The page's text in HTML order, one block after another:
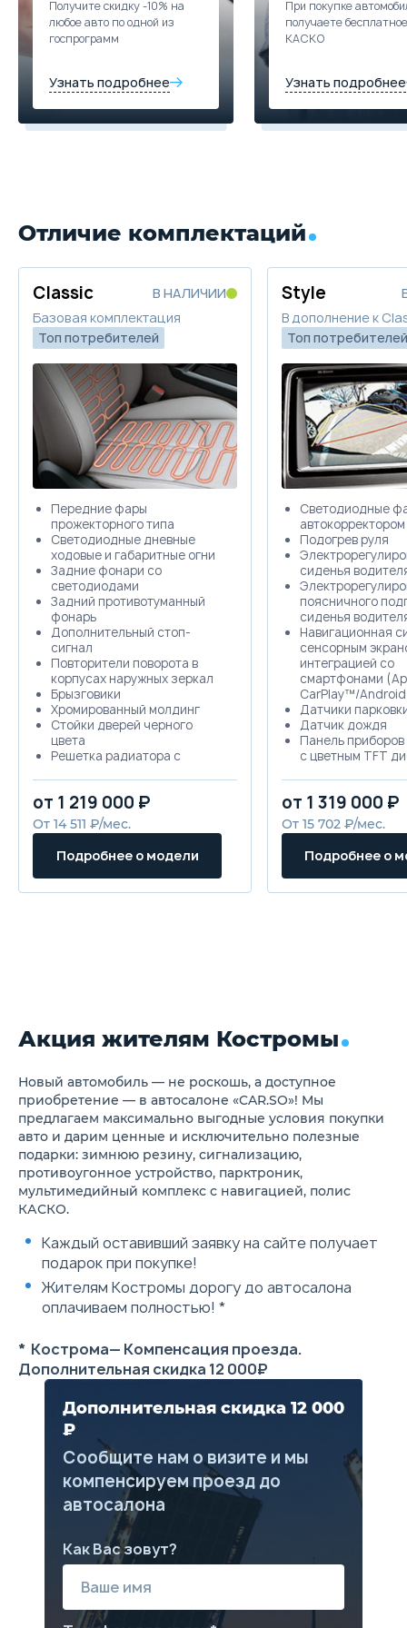
Trade-in
Получите скидку -10% на
любое авто по одной из
госпрограмм
Узнать подробнее
При покупке
получаете бесплатное
КАСКО
Узнать подробнее
Отличие комплектаций
Classic
В НАЛИЧИИ
Базовая комплектация
Топ потребителей
Передние фары
прожекторного типа
Светодиодные дневные
ходовые и габаритные огни
Задние фонари со
светодиодами
Задний противотуманный
фонарь
Дополнительный стоп-
сигнал
Повторители поворота в
корпусах наружных зеркал
Брызговики
Хромированный молдинг
Стойки дверей черного
цвета
Решетка радиатора с
Хромированный молдинг на
переднем бампере
Антенна на крыше типа
"плавник"
Ручки дверей с
хромированной отделкой
Наружные зеркала заднего
заднего сиденья в
пропорции 6:4
рукоятки коробки передач
Центральная консоль с
подлокотником и боксом
Фронтальные подушки
безопасности водителя и
переднего пассажира
Передние боковые подушки
безопасности
Шторки безопасности
Система мониторинга
давления в шинах
Устройство вызова
экстренных оперативных
служб «ЭРА-ГЛОНАСС»
ABS (Антиблокировочная
система тормозов)
с двухступенчатым
отключением)
VSM (Система управления
HAC (Система помощи при
старте на подъеме)
Регулировка передних
ремней безопасности по
высоте
Трехточечные ремни
безопасности
Крепления детских сидений
Isofix сзади
Иммобилайзер
Ножной стояночный тормоз
управления
Наружные зеркала с
электроприводом и
от 1 219 000 ₽
От 14 511 ₽/мес.
Подробнее о модели
Style
В дополнение к
Топ потребителей
Светодиодные
автокорректором
Подогрев руля
сиденья
поясничного
сиденья
Навигационная
сенсорным
интеграцией со
смартфонами
CarPlay™/
Датчики
Датчик дождя
Панель
с цветным TFT
START/STOP
Система
открывания
внутрисалонное
от 1 319 000 ₽
От 15 702 ₽/мес.
Подробнее о
Дополнительная скидка 12 000
₽
Сообщите нам о визите и мы
компенсируем проезд до
автосалона
Как Вас зовут?
Акция жителям Костромы
Новый автомобиль — не роскошь, а доступное
приобретение — в автосалоне «CAR.SO»! Мы
предлагаем максимально выгодные условия покупки
авто и дарим ценные и исключительно полезные
подарки: зимнюю резину, сигнализацию,
противоугонное устройство, парктроник,
мультимедийный комплекс с навигацией, полис
КАСКО.
Каждый оставивший заявку на сайте получает
подарок при покупке!
Жителям Костромы дорогу до автосалона
оплачиваем полностью! *
* Кострома— Компенсация проезда.
Дополнительная скидка 12 000₽